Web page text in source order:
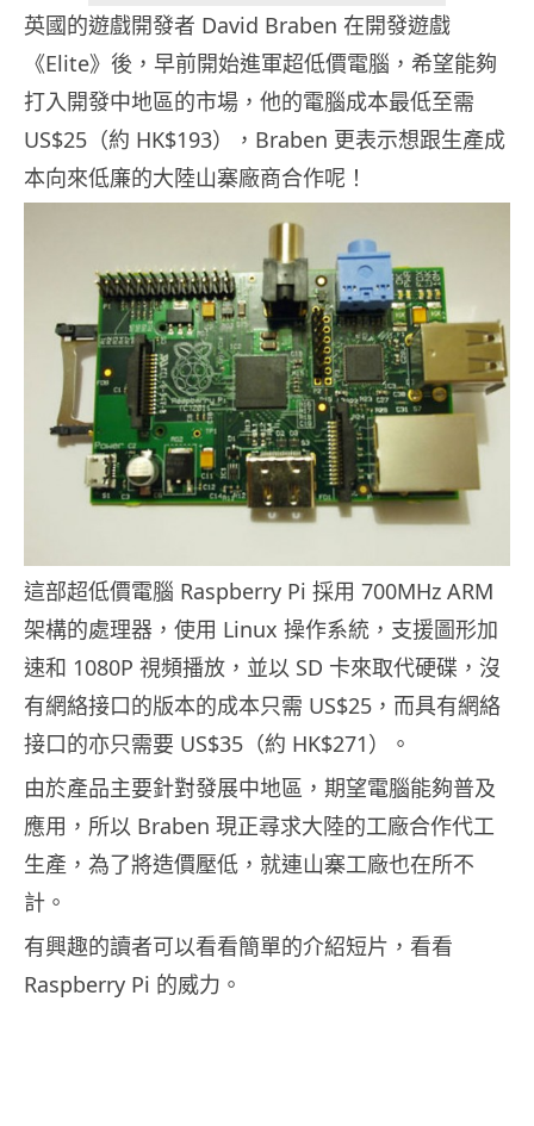
英國的遊戲開發者 David Braben 在開發遊戲
《Elite》後，早前開始進軍超低價電腦，希望能夠
打入開發中地區的市場，他的電腦成本最低至需
US$25（約 HK$193），Braben 更表示想跟生產成
本向來低廉的大陸山寨廠商合作呢！
這部超低價電腦 Raspberry Pi 採用 700MHz ARM
架構的處理器，使用 Linux 操作系統，支援圖形加
速和 1080P 視頻播放，並以 SD 卡來取代硬碟，沒
有網絡接口的版本的成本只需 US$25，而具有網絡
接口的亦只需要 US$35（約 HK$271）。
由於產品主要針對發展中地區，期望電腦能夠普及
應用，所以 Braben 現正尋求大陸的工廠合作代工
生產，為了將造價壓低，就連山寨工廠也在所不
計。
有興趣的讀者可以看看簡單的介紹短片，看看
Raspberry Pi 的威力。